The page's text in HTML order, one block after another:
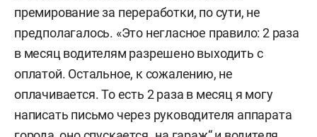
премирование за переработки, по сути, не
предполагалось. «Это негласное правило: 2 раза
в месяц водителям разрешено выходить с
оплатой. Остальное, к сожалению, не
оплачивается. То есть 2 раза в месяц я могу
написать письмо через руководителя аппарата